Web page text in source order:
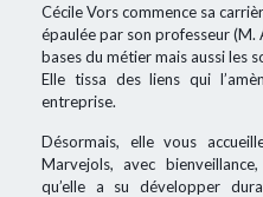
Cécile Vors commence sa
épaulée par son professeur (M.
bases du métier mais aussi les
Elle tissa des liens qui
entreprise.
Désormais, elle vous
Marvejols, avec
qu’elle a su développer